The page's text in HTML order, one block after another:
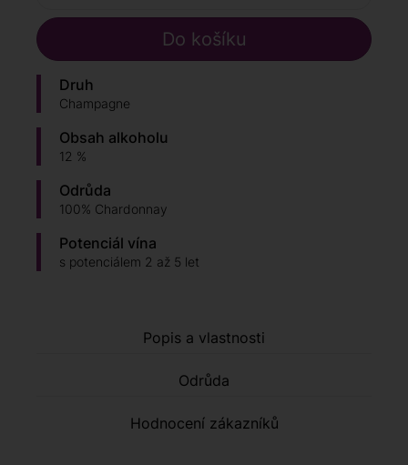
Druh
Champagne
Obsah alkoholu
12 %
Odrůda
100% Chardonnay
Potenciál vína
s potenciálem 2 až 5 let
Popis a vlastnosti
Odrůda
Hodnocení zákazníků